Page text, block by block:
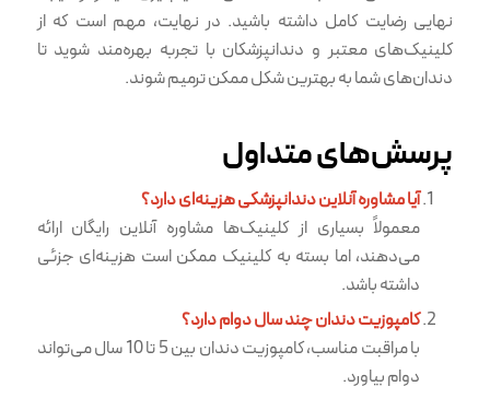
نهایی رضایت کامل داشته باشید. در نهایت، مهم است که از
کلینیک‌های معتبر و دندانپزشکان با تجربه بهره‌مند شوید تا
دندان‌های شما به بهترین شکل ممکن ترمیم شوند.
پرسش‌های متداول
آیا مشاوره آنلاین دندانپزشکی هزینه‌ای دارد؟
معمولاً بسیاری از کلینیک‌ها مشاوره آنلاین رایگان ارائه
می‌دهند، اما بسته به کلینیک ممکن است هزینه‌ای جزئی
داشته باشد.
کامپوزیت دندان چند سال دوام دارد؟
با مراقبت مناسب، کامپوزیت دندان بین 5 تا 10 سال می‌تواند
دوام بیاورد.